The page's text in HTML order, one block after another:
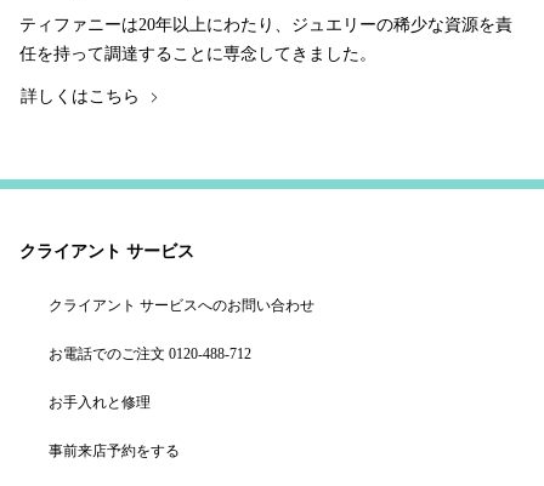
ティファニーは20年以上にわたり、ジュエリーの稀少な資源を責
任を持って調達することに専念してきました。
詳しくはこちら
クライアント サービス
クライアント サービスへのお問い合わせ
お電話でのご注文 0120-488-712
お手入れと修理
事前来店予約をする